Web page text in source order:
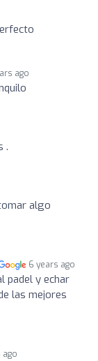
ago
.
algo
6 years ago
padel y echar
las mejores
ago